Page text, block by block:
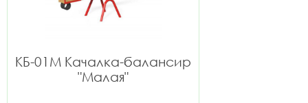
КБ-01М Качалка-балансир
"Малая"